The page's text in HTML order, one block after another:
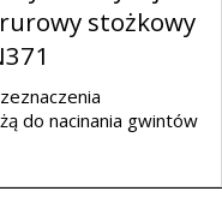
stożkowy
do nacinania gwintów